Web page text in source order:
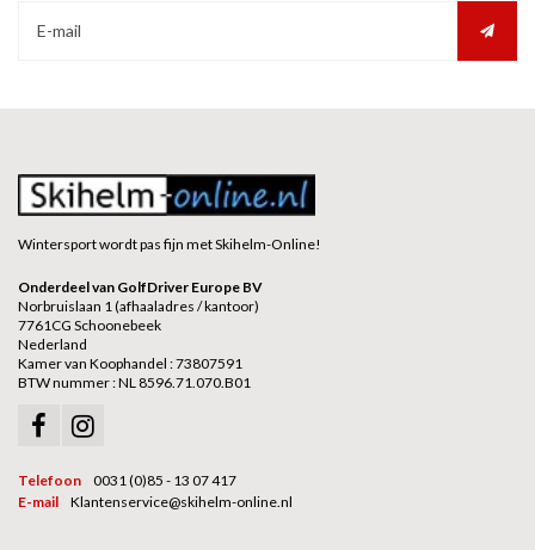
Wintersport wordt pas fijn met Skihelm-Online!
Onderdeel van GolfDriver Europe BV
Norbruislaan 1 (afhaaladres / kantoor)
7761CG Schoonebeek
Nederland
Kamer van Koophandel : 73807591
BTW nummer : NL 8596.71.070.B01
Telefoon
0031 (0)85 - 13 07 417
E-mail
Klantenservice@skihelm-online.nl